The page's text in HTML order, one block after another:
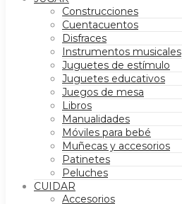
Construcciones
Cuentacuentos
Disfraces
Instrumentos musicales
Juguetes de estímulo
Juguetes educativos
Juegos de mesa
Libros
Manualidades
Móviles para bebé
Muñecas y accesorios
Patinetes
Peluches
CUIDAR
Accesorios